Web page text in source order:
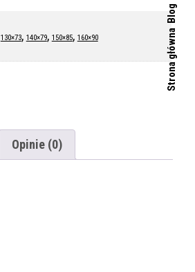
Blog
Strona główna
130×73, 140×79, 150×85, 160×90
Opinie (0)